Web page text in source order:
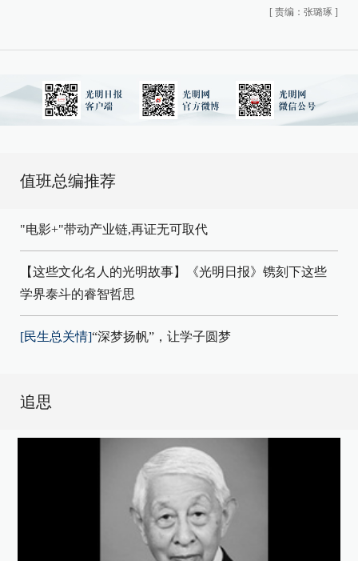
[ 责编：张璐琢 ]
值班总编推荐
"电影+"带动产业链,再证无可取代
【这些文化名人的光明故事】《光明日报》镌刻下这些
学界泰斗的睿智哲思
[民生总关情]“深梦扬帆”，让学子圆梦
追思